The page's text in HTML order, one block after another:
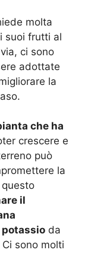
molta
suoi frutti al
ci sono
adottate
la
che ha
crescere e
può
la
il
da
sono molti